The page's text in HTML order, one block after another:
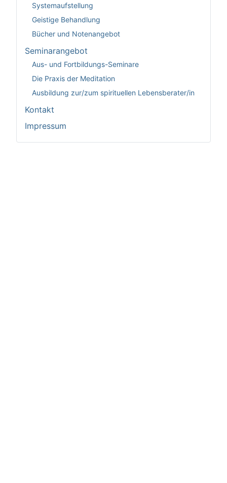
Systemaufstellung
Geistige Behandlung
Bücher und Notenangebot
Seminarangebot
Aus- und Fortbildungs-Seminare
Die Praxis der Meditation
Ausbildung zur/zum spirituellen Lebensberater/in
Kontakt
Impressum